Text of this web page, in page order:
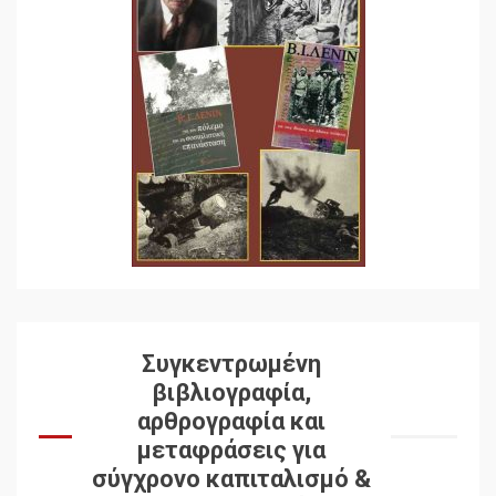
Συγκεντρωμένη
βιβλιογραφία,
αρθρογραφία και
μεταφράσεις για
σύγχρονο καπιταλισμό &